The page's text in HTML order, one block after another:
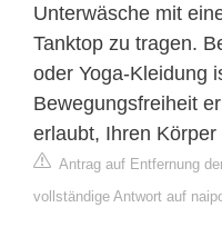
Unterwäsche mit
Tanktop zu tragen.
oder Yoga-Kleidung
Bewegungsfreiheit
erlaubt, Ihren
Antrag auf Entfernung
vollständige Antwort auf